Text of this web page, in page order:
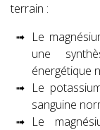
terrain :
Le
une
énergétique
Le
sanguine
Le